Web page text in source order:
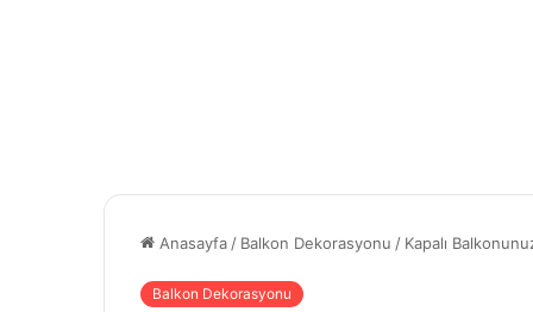
Anasayfa / Balkon Dekorasyonu / Kapalı
Balkon Dekorasyonu